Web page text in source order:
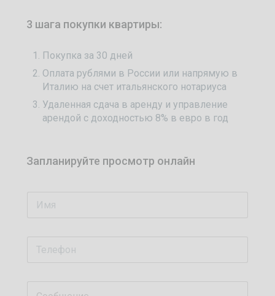
3 шага покупки квартиры:
Покупка за 30 дней
Оплата рублями в России или напрямую в
Италию на счет итальянского нотариуса
Удаленная сдача в аренду и управление
арендой с доходностью 8% в евро в год
Запланируйте просмотр онлайн